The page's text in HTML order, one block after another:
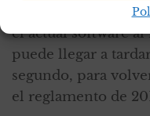
práctica dos
el actual software al
puede llegar a
segundo, para
el reglamento de